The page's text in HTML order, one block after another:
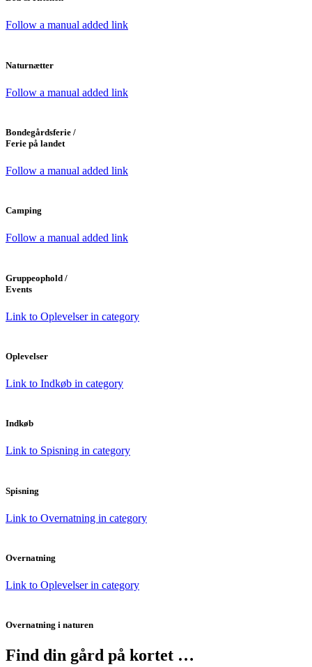
Follow a manual added link
Naturnætter
Follow a manual added link
Bondegårdsferie /
Ferie på landet
Follow a manual added link
Camping
Follow a manual added link
Gruppeophold /
Events
Link to Oplevelser in category
Oplevelser
Link to Indkøb in category
Indkøb
Link to Spisning in category
Spisning
Link to Overnatning in category
Overnatning
Link to Oplevelser in category
Overnatning i naturen
Find din gård på kortet …